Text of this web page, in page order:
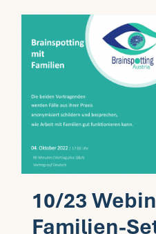
10/23
Familien-